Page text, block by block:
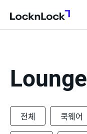
LocknLock
Lounge
전체 쿡웨어